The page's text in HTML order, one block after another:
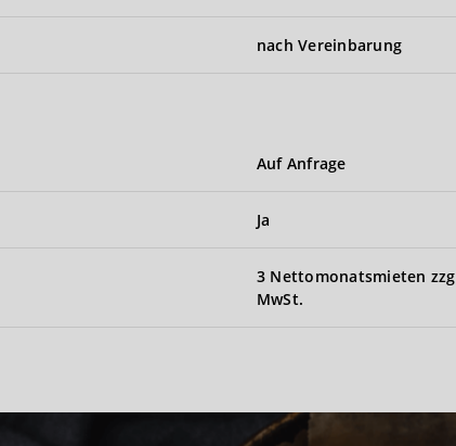
nach Vereinbarung
Auf Anfrage
Ja
3 Nettomonatsmieten
MwSt.